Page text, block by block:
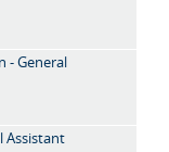
- General
Assistant